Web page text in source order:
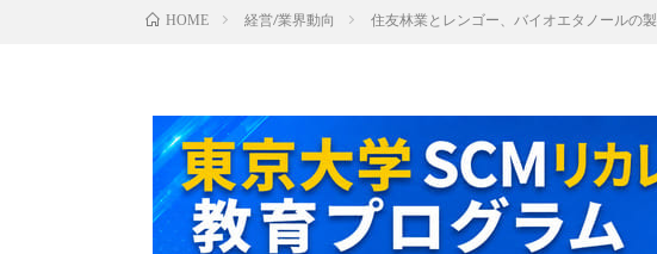
HOME 経営/業界動向 住友林業とレンゴー、バイオエタノールの